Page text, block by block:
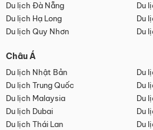
Du lịch Đà Nẵng
Du
Du lịch Hạ Long
Du
Du lịch Quy Nhơn
Du
Châu Á
Du lịch Nhật Bản
Du
Du lịch Trung Quốc
Du
Du lịch Malaysia
Du
Du lịch Dubai
Du
Du lịch Thái Lan
Du